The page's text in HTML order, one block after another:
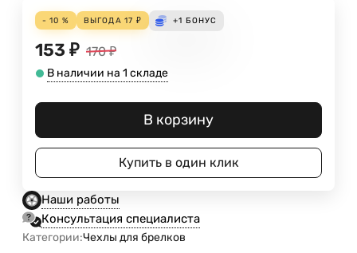
- 10 % ВЫГОДА 17 ₽ +1 БОНУС
153 ₽ 170 ₽
В наличии на 1 складе
В корзину
Купить в один клик
Наши работы
Консультация специалиста
Категории:Чехлы для брелков